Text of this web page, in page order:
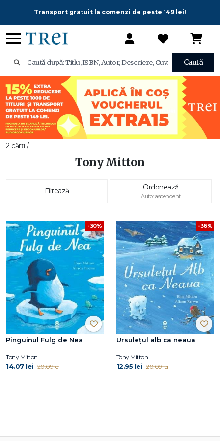
Transport gratuit la comenzi de peste 149 lei!
Caută
2 cărți /
Tony Mitton
Filtează Ordonează
Autor ascendent
-30%
Pinguinul Fulg de Nea
Tony Mitton
14.07 lei 20.09 lei
-36%
Ursulețul alb ca neaua
Tony Mitton
12.95 lei 20.09 lei